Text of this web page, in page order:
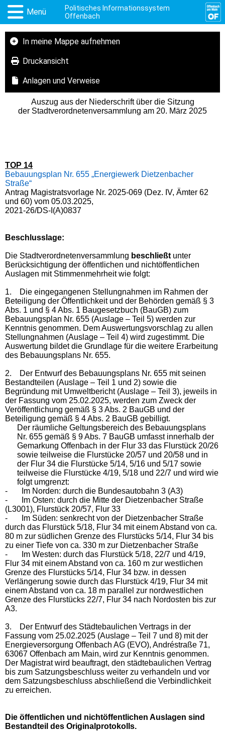
Menü
Politisches Informationssystem
Offenbach
In meine Mappe aufnehmen
Druckansicht
Anlagen und Verweise
Auszug aus der Niederschrift über die Sitzung
der Stadtverordnetenversammlung am 20. März 2025
TOP 14
Bebauungsplan Nr. 655 „Energiewerk Dietzenbacher
Straße“
Antrag Magistratsvorlage Nr. 2025-069 (Dez. IV, Ämter 62
und 60) vom 05.03.2025,
2021-26/DS-I(A)0837
Beschlusslage:
Die Stadtverordnetenversammlung beschließt unter
Berücksichtigung der öffentlichen und nichtöffentlichen
Auslagen mit Stimmenmehrheit wie folgt:
1.
Die eingegangenen Stellungnahmen im Rahmen der
Beteiligung der Öffentlichkeit und der Behörden gemäß § 3
Abs. 1 und § 4 Abs. 1 Baugesetzbuch (BauGB) zum
Bebauungsplan Nr. 655 (Auslage – Teil 5) werden zur
Kenntnis genommen. Dem Auswertungsvorschlag zu allen
Stellungnahmen (Auslage – Teil 4) wird zugestimmt. Die
Auswertung bildet die Grundlage für die weitere Erarbeitung
des Bebauungsplans Nr. 655.
2.
Der Entwurf des Bebauungsplans Nr. 655 mit seinen
Bestandteilen (Auslage – Teil 1 und 2) sowie die
Begründung mit Umweltbericht (Auslage – Teil 3), jeweils in
der Fassung vom 25.02.2025, werden zum Zweck der
Veröffentlichung gemäß § 3 Abs. 2 BauGB und der
Beteiligung gemäß § 4 Abs. 2 BauGB gebilligt.
Der räumliche Geltungsbereich des Bebauungsplans
Nr. 655 gemäß § 9 Abs. 7 BauGB umfasst innerhalb der
Gemarkung Offenbach in der Flur 33 das Flurstück 20/26
sowie teilweise die Flurstücke 20/57 und 20/58 und in
der Flur 34 die Flurstücke 5/14, 5/16 und 5/17 sowie
teilweise die Flurstücke 4/19, 5/18 und 22/7 und wird wie
folgt umgrenzt:
-
Im Norden: durch die Bundesautobahn 3 (A3)
-
Im Osten: durch die Mitte der Dietzenbacher Straße
(L3001), Flurstück 20/57, Flur 33
-
Im Süden: senkrecht von der Dietzenbacher Straße
durch das Flurstück 5/18, Flur 34 mit einem Abstand von ca.
80 m zur südlichen Grenze des Flurstücks 5/14, Flur 34 bis
zu einer Tiefe von ca. 330 m zur Dietzenbacher Straße
-
Im Westen: durch das Flurstück 5/18, 22/7 und 4/19,
Flur 34 mit einem Abstand von ca. 160 m zur westlichen
Grenze des Flurstücks 5/14, Flur 34 bzw. in dessen
Verlängerung sowie durch das Flurstück 4/19, Flur 34 mit
einem Abstand von ca. 18 m parallel zur nordwestlichen
Grenze des Flurstücks 22/7, Flur 34 nach Nordosten bis zur
A3.
3.
Der Entwurf des Städtebaulichen Vertrags in der
Fassung vom 25.02.2025 (Auslage – Teil 7 und 8) mit der
Energieversorgung Offenbach AG (EVO), Andréstraße 71,
63067 Offenbach am Main, wird zur Kenntnis genommen.
Der Magistrat wird beauftragt, den städtebaulichen Vertrag
bis zum Satzungsbeschluss weiter zu verhandeln und vor
dem Satzungsbeschluss abschließend die Verbindlichkeit
zu erreichen.
Die öffentlichen und nichtöffentlichen Auslagen sind
Bestandteil des Originalprotokolls.